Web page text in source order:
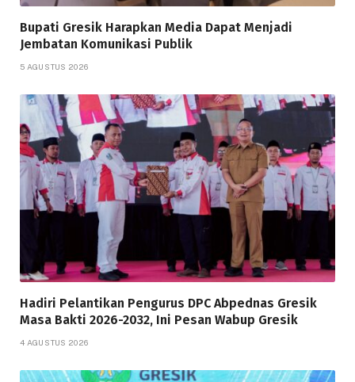
Bupati Gresik Harapkan Media Dapat Menjadi
Jembatan Komunikasi Publik
5 AGUSTUS 2026
Hadiri Pelantikan Pengurus DPC Abpednas Gresik
Masa Bakti 2026-2032, Ini Pesan Wabup Gresik
4 AGUSTUS 2026